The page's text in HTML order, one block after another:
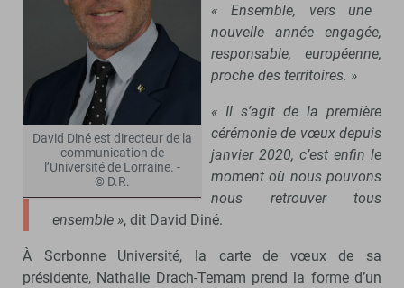
David Diné est directeur de la
communication de
l’Université de Lorraine. -
© D.R.
« Ensemble, vers une
nouvelle année engagée,
responsable, européenne,
proche des territoires. »
« Il s’agit de la première
cérémonie de vœux depuis
janvier 2020, c’est enfin le
moment où nous pouvons
nous retrouver tous
ensemble », dit David Diné.
À Sorbonne Université, la carte de vœux de sa
présidente, Nathalie Drach-Temam prend la forme d’un